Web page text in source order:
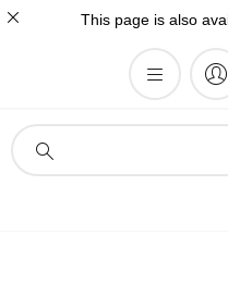
This page is also